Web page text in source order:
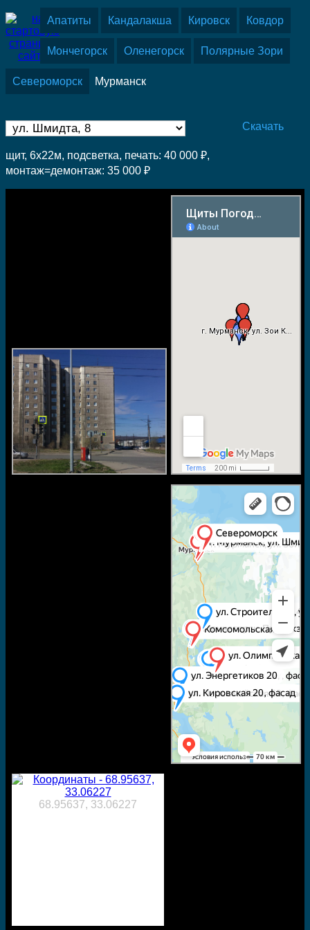
Апатиты Кандалакша Кировск Ковдор
Мончегорск Оленегорск Полярные Зори
Североморск Мурманск
Скачать
щит, 6х22м, подсветка, печать: 40 000 ₽,
монтаж=демонтаж: 35 000 ₽
68.95637, 33.06227